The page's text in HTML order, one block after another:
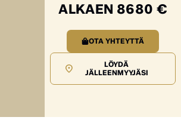
ALKAEN 8680 €
OTA YHTEYTTÄ
LÖYDÄ
JÄLLEENMYYJÄSI